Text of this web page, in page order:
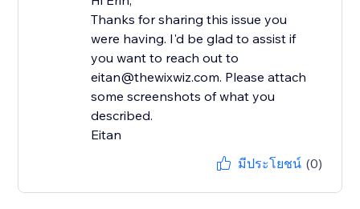
Thanks for sharing this issue you
were having. I'd be glad to assist if
you want to reach out to
eitan@thewixwiz.com. Please attach
some screenshots of what you
described.
Eitan
มีประโยชน์ (0)